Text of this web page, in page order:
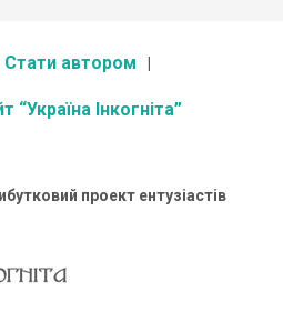
Стати автором
“Україна Інкогніта”
проект ентузіастів